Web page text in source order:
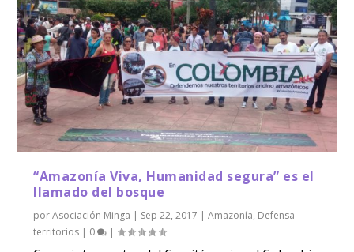
“Amazonía Viva, Humanidad segura” es el
llamado del bosque
porAsociación Minga | Sep 22, 2017 |Amazonía, Defensa
territorios | 0 |